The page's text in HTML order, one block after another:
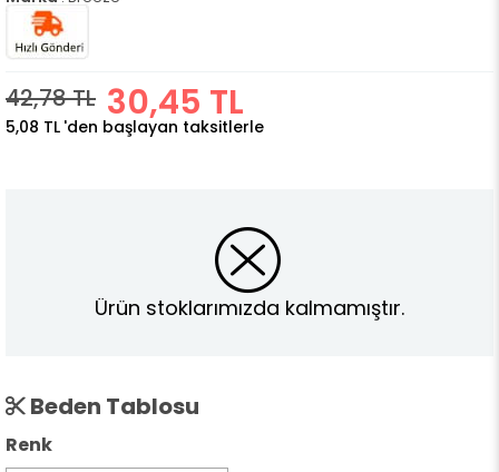
42,78 TL 30,45 TL
5,08 TL 'den başlayan taksitlerle
Ürün stoklarımızda kalmamıştır.
Beden Tablosu
Renk